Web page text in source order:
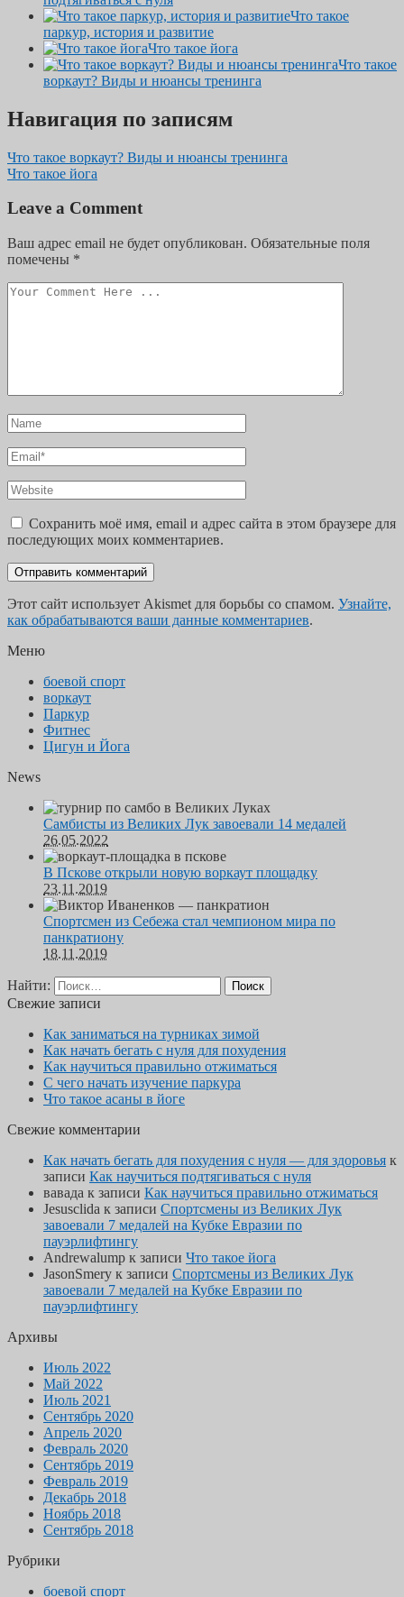
Что такое
паркур, история и развитие
Что такое йога
Что такое
воркаут? Виды и нюансы тренинга
Навигация по записям
Что такое воркаут? Виды и нюансы тренинга
Что такое йога
Leave a Comment
Ваш адрес email не будет опубликован. Обязательные поля
помечены *
Сохранить моё имя, email и адрес сайта в этом браузере для
последующих моих комментариев.
Этот сайт использует Akismet для борьбы со спамом. Узнайте,
как обрабатываются ваши данные комментариев.
Меню
боевой спорт
воркаут
Паркур
Фитнес
Цигун и Йога
News
Самбисты из Великих Лук завоевали 14 медалей
26.05.2022
В Пскове открыли новую воркаут площадку
23.11.2019
Спортсмен из Себежа стал чемпионом мира по
панкратиону
18.11.2019
Найти:
Свежие записи
Как заниматься на турниках зимой
Как начать бегать с нуля для похудения
Как научиться правильно отжиматься
С чего начать изучение паркура
Что такое асаны в йоге
Свежие комментарии
Как начать бегать для похудения с нуля — для здоровья к
записи Как научиться подтягиваться с нуля
вавада к записи Как научиться правильно отжиматься
Jesusclida к записи Спортсмены из Великих Лук
завоевали 7 медалей на Кубке Евразии по
пауэрлифтингу
Andrewalump к записи Что такое йога
JasonSmery к записи Спортсмены из Великих Лук
завоевали 7 медалей на Кубке Евразии по
пауэрлифтингу
Архивы
Июль 2022
Май 2022
Июль 2021
Сентябрь 2020
Апрель 2020
Февраль 2020
Сентябрь 2019
Февраль 2019
Декабрь 2018
Ноябрь 2018
Сентябрь 2018
Рубрики
боевой спорт